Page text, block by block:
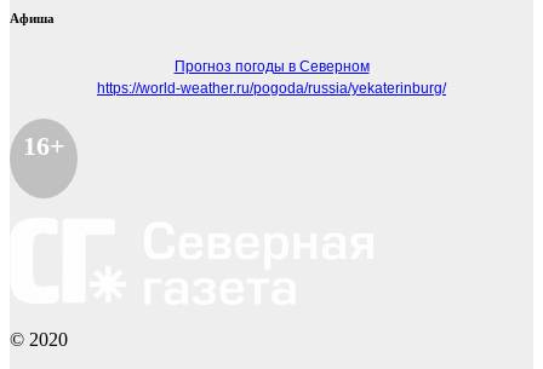
Афиша
Прогноз погоды в Северном
https://world-weather.ru/pogoda/russia/yekaterinburg/
16+
© 2020